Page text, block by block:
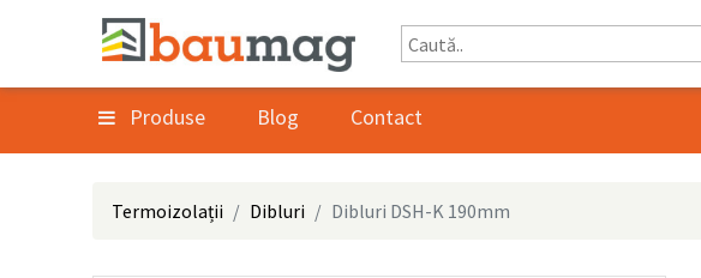
Produse Blog Contact
Termoizolații Dibluri Dibluri DSH-K 190mm